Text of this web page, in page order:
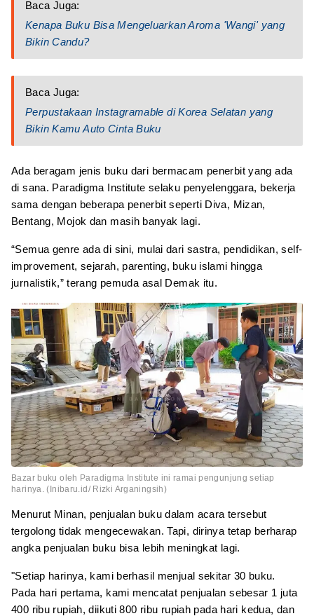
Baca Juga:
Kenapa Buku Bisa Mengeluarkan Aroma 'Wangi' yang
Bikin Candu?
Baca Juga:
Perpustakaan Instagramable di Korea Selatan yang
Bikin Kamu Auto Cinta Buku
Ada beragam jenis buku dari bermacam penerbit yang ada
di sana. Paradigma Institute selaku penyelenggara, bekerja
sama dengan beberapa penerbit seperti Diva, Mizan,
Bentang, Mojok dan masih banyak lagi.
“Semua genre ada di sini, mulai dari sastra, pendidikan, self-
improvement, sejarah, parenting, buku islami hingga
jurnalistik,” terang pemuda asal Demak itu.
Bazar buku oleh Paradigma Institute ini ramai pengunjung setiap
harinya. (Inibaru.id/ Rizki Arganingsih)
Menurut Minan, penjualan buku dalam acara tersebut
tergolong tidak mengecewakan. Tapi, dirinya tetap berharap
angka penjualan buku bisa lebih meningkat lagi.
"Setiap harinya, kami berhasil menjual sekitar 30 buku.
Pada hari pertama, kami mencatat penjualan sebesar 1 juta
400 ribu rupiah, diikuti 800 ribu rupiah pada hari kedua, dan